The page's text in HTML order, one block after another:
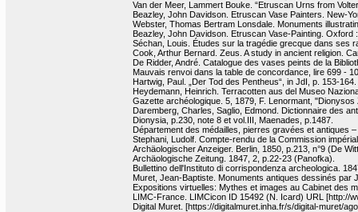
Van der Meer, Lammert Bouke. “Etruscan Urns from
Beazley, John Davidson. Etruscan Vase Painters. New-
Webster, Thomas Bertram Lonsdale. Monuments
Beazley, John Davidson. Etruscan Vase-Painting. Oxford
Séchan, Louis. Études sur la tragédie grecque dans ses
Cook, Arthur Bernard. Zeus. A study in ancient religion.
De Ridder, André. Catalogue des vases peints de la
Mauvais renvoi dans la table de concordance, lire 699 -
Hartwig, Paul. „Der Tod des Pentheus“, in JdI, p. 153-
Heydemann, Heinrich. Terracotten aus del Museo
Gazette archéologique. 5, 1879, F. Lenormant,
Daremberg, Charles, Saglio, Edmond. Dictionnaire des
Dionysia, p.230, note 8 et vol.III, Maenades, p.1487.
Département des médailles, pierres gravées et antiques
Stephani, Ludolf. Compte-rendu de la Commission
Archäologischer Anzeiger. Berlin, 1850, p.213, n°9 (De
Archäologische Zeitung. 1847, 2, p.22-23 (Panofka).
Bullettino dell'Instituto di corrispondenza archeologica.
Muret, Jean-Baptiste. Monuments antiques dessinés par
Expositions virtuelles: Mythes et images au Cabinet des
LIMC-France. LIMCicon ID 15492 (N. Icard) URL [http://
Digital Muret. [https://digitalmuret.inha.fr/s/digital-muret/